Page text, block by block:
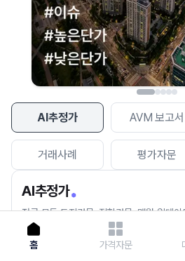
AI추정가 AVM 보고서
거래사례 평가자문
AI추정가
전국 모든 토지건물, 집합건물, 매월 업데
세요.
홈 가격자문